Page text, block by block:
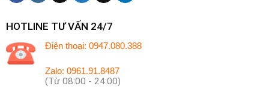
HOTLINE TƯ VẤN 24/7
Điện thoại: 0947.080.388
Zalo: 0961.91.8487
(Từ 08:00 - 24:00)